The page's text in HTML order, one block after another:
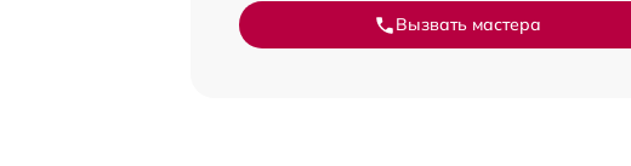
Вызвать мастера